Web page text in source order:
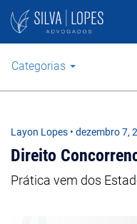
Categorias
Layon Lopes • dezembro 7,
Direito
Prática vem dos